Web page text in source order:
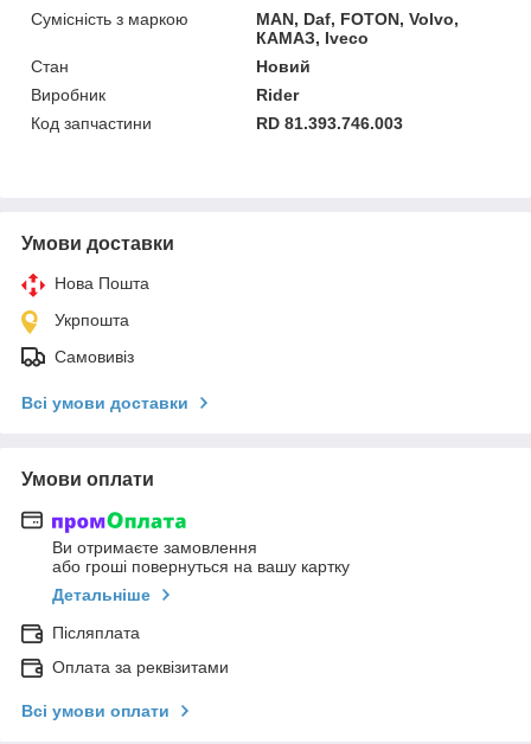
Сумісність з маркою
MAN, Daf, FOTON, Volvo,
КАМАЗ, Iveco
Стан
Новий
Виробник
Rider
Код запчастини
RD 81.393.746.003
Умови доставки
Нова Пошта
Укрпошта
Самовивіз
Всі умови доставки
Умови оплати
Ви отримаєте замовлення
або гроші повернуться на вашу картку
Детальніше
Післяплата
Оплата за реквізитами
Всі умови оплати